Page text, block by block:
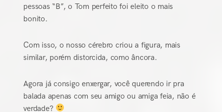
pessoas “B”, o Tom perfeito foi eleito o mais
bonito.
Com isso, o nosso cérebro criou a figura, mais
similar, porém distorcida, como âncora.
Agora já consigo enxergar, você querendo ir pra
balada apenas com seu amigo ou amiga feia, não é
verdade?